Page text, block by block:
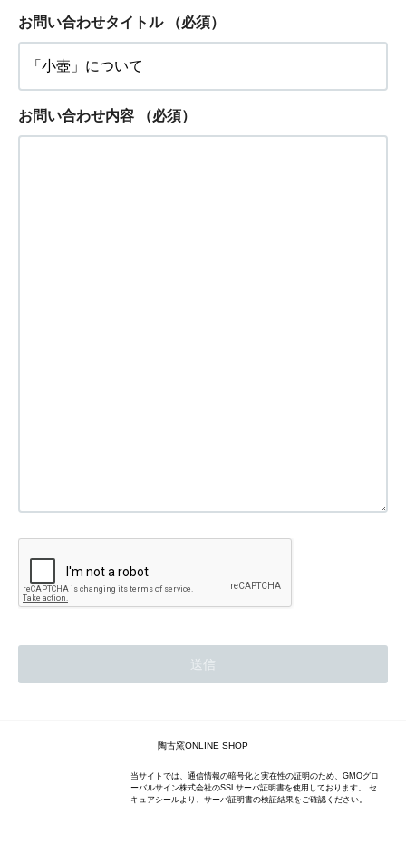
お問い合わせタイトル （必須）
お問い合わせ内容 （必須）
陶古窯ONLINE SHOP
当サイトでは、通信情報の暗号化と実在性の証明のため、GMOグロ
ーバルサイン株式会社のSSLサーバ証明書を使用しております。 セ
キュアシールより、サーバ証明書の検証結果をご確認ください。